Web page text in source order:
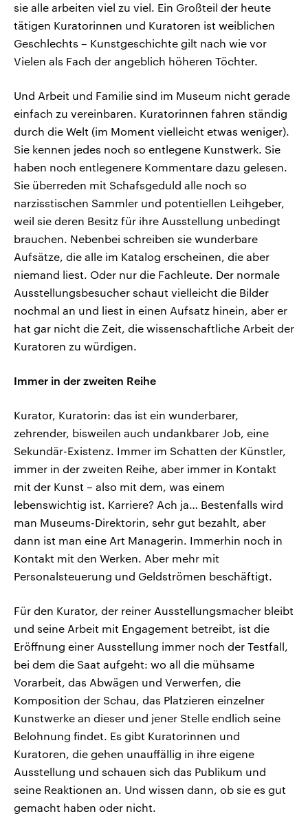
sie alle arbeiten viel zu viel. Ein Großteil der heute
tätigen Kuratorinnen und Kuratoren ist weiblichen
Geschlechts – Kunstgeschichte gilt nach wie vor
Vielen als Fach der angeblich höheren Töchter.
Und Arbeit und Familie sind im Museum nicht gerade
einfach zu vereinbaren. Kuratorinnen fahren ständig
durch die Welt (im Moment vielleicht etwas weniger).
Sie kennen jedes noch so entlegene Kunstwerk. Sie
haben noch entlegenere Kommentare dazu gelesen.
Sie überreden mit Schafsgeduld alle noch so
narzisstischen Sammler und potentiellen Leihgeber,
weil sie deren Besitz für ihre Ausstellung unbedingt
brauchen. Nebenbei schreiben sie wunderbare
Aufsätze, die alle im Katalog erscheinen, die aber
niemand liest. Oder nur die Fachleute. Der normale
Ausstellungsbesucher schaut vielleicht die Bilder
nochmal an und liest in einen Aufsatz hinein, aber er
hat gar nicht die Zeit, die wissenschaftliche Arbeit der
Kuratoren zu würdigen.
Immer in der zweiten Reihe
Kurator, Kuratorin: das ist ein wunderbarer,
zehrender, bisweilen auch undankbarer Job, eine
Sekundär-Existenz. Immer im Schatten der Künstler,
immer in der zweiten Reihe, aber immer in Kontakt
mit der Kunst – also mit dem, was einem
lebenswichtig ist. Karriere? Ach ja… Bestenfalls wird
man Museums-Direktorin, sehr gut bezahlt, aber
dann ist man eine Art Managerin. Immerhin noch in
Kontakt mit den Werken. Aber mehr mit
Personalsteuerung und Geldströmen beschäftigt.
Für den Kurator, der reiner Ausstellungsmacher bleibt
und seine Arbeit mit Engagement betreibt, ist die
Eröffnung einer Ausstellung immer noch der Testfall,
bei dem die Saat aufgeht: wo all die mühsame
Vorarbeit, das Abwägen und Verwerfen, die
Komposition der Schau, das Platzieren einzelner
Kunstwerke an dieser und jener Stelle endlich seine
Belohnung findet. Es gibt Kuratorinnen und
Kuratoren, die gehen unauffällig in ihre eigene
Ausstellung und schauen sich das Publikum und
seine Reaktionen an. Und wissen dann, ob sie es gut
gemacht haben oder nicht.